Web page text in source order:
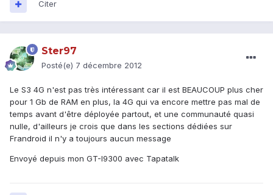
Citer
Ster97
Posté(e) 7 décembre 2012
Le S3 4G n'est pas très intéressant car il est BEAUCOUP plus cher
pour 1 Gb de RAM en plus, la 4G qui va encore mettre pas mal de
temps avant d'être déployée partout, et une communauté quasi
nulle, d'ailleurs je crois que dans les sections dédiées sur
Frandroid il n'y a toujours aucun message
Envoyé depuis mon GT-I9300 avec Tapatalk